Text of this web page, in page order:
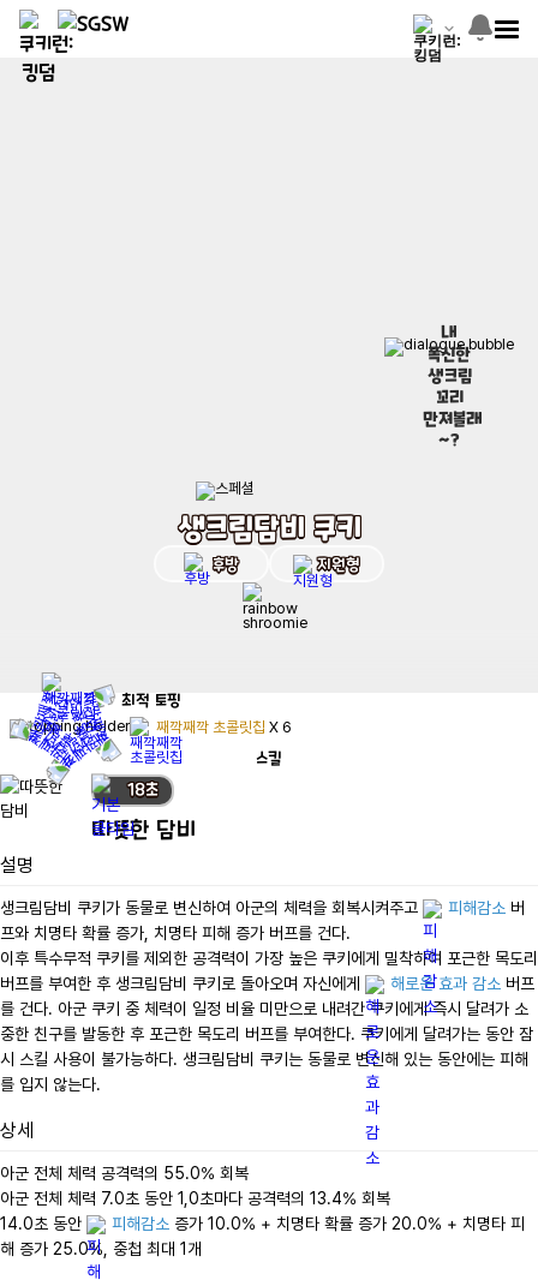
내
폭신한
생크림
꼬리
만져볼래
~?
생크림담비 쿠키
후방 지원형
최적 토핑
째깍째깍 초콜릿칩 X 6
스킬
18초
따뜻한 담비
설명
생크림담비 쿠키가 동물로 변신하여 아군의 체력을 회복시켜주고 피해감소 버
프와 치명타 확률 증가, 치명타 피해 증가 버프를 건다.
이후 특수무적 쿠키를 제외한 공격력이 가장 높은 쿠키에게 밀착하여 포근한 목도리
버프를 부여한 후 생크림담비 쿠키로 돌아오며 자신에게
해로운 효과 감소 버프
를 건다. 아군 쿠키 중 체력이 일정 비율 미만으로 내려간 쿠키에게 즉시 달려가 소
중한 친구를 발동한 후 포근한 목도리 버프를 부여한다. 쿠키에게 달려가는 동안 잠
시 스킬 사용이 불가능하다. 생크림담비 쿠키는 동물로 변신해 있는 동안에는 피해
를 입지 않는다.
상세
아군 전체 체력 공격력의 55.0% 회복
아군 전체 체력 7.0초 동안 1,0초마다 공격력의 13.4% 회복
14.0초 동안
피해감소 증가 10.0% + 치명타 확률 증가 20.0% + 치명타 피
해 증가 25.0%, 중첩 최대 1개